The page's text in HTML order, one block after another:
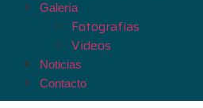
Galería
Fotografías
Videos
Noticias
Contacto